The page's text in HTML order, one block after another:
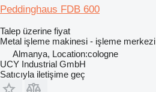
Peddinghaus FDB 600
Talep üzerine fiyat
Metal işleme makinesi - işleme merkezi
Almanya, Location:cologne
UCY Industrial GmbH
Satıcıyla iletişime geç